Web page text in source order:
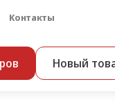
Контакты
Новый